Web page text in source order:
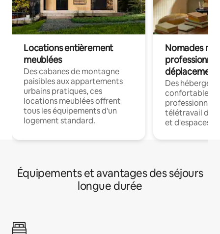
Locations entièrement
meublées
Des cabanes de montagne
paisibles aux appartements
urbains pratiques, ces
locations meublées offrent
tous les équipements d'un
logement standard.
Nomades
déplacement
Des
confortables
professionnels
télétravail
et d'espaces
Équipements et avantages des séjours
longue durée